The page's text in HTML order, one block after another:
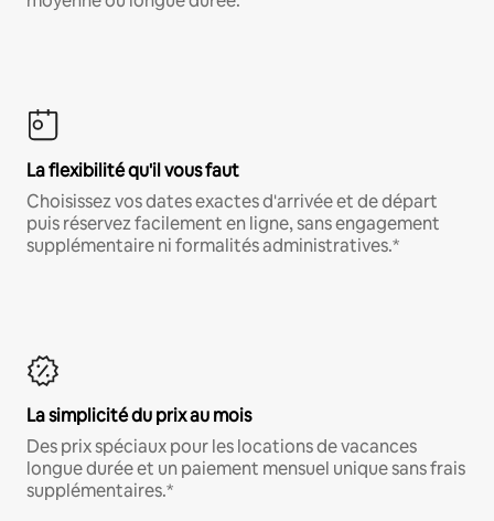
La flexibilité qu'il vous faut
Choisissez vos dates exactes d'arrivée et de départ
puis réservez facilement en ligne, sans engagement
supplémentaire ni formalités administratives.*
La simplicité du prix au mois
Des prix spéciaux pour les locations de vacances
longue durée et un paiement mensuel unique sans frais
supplémentaires.*